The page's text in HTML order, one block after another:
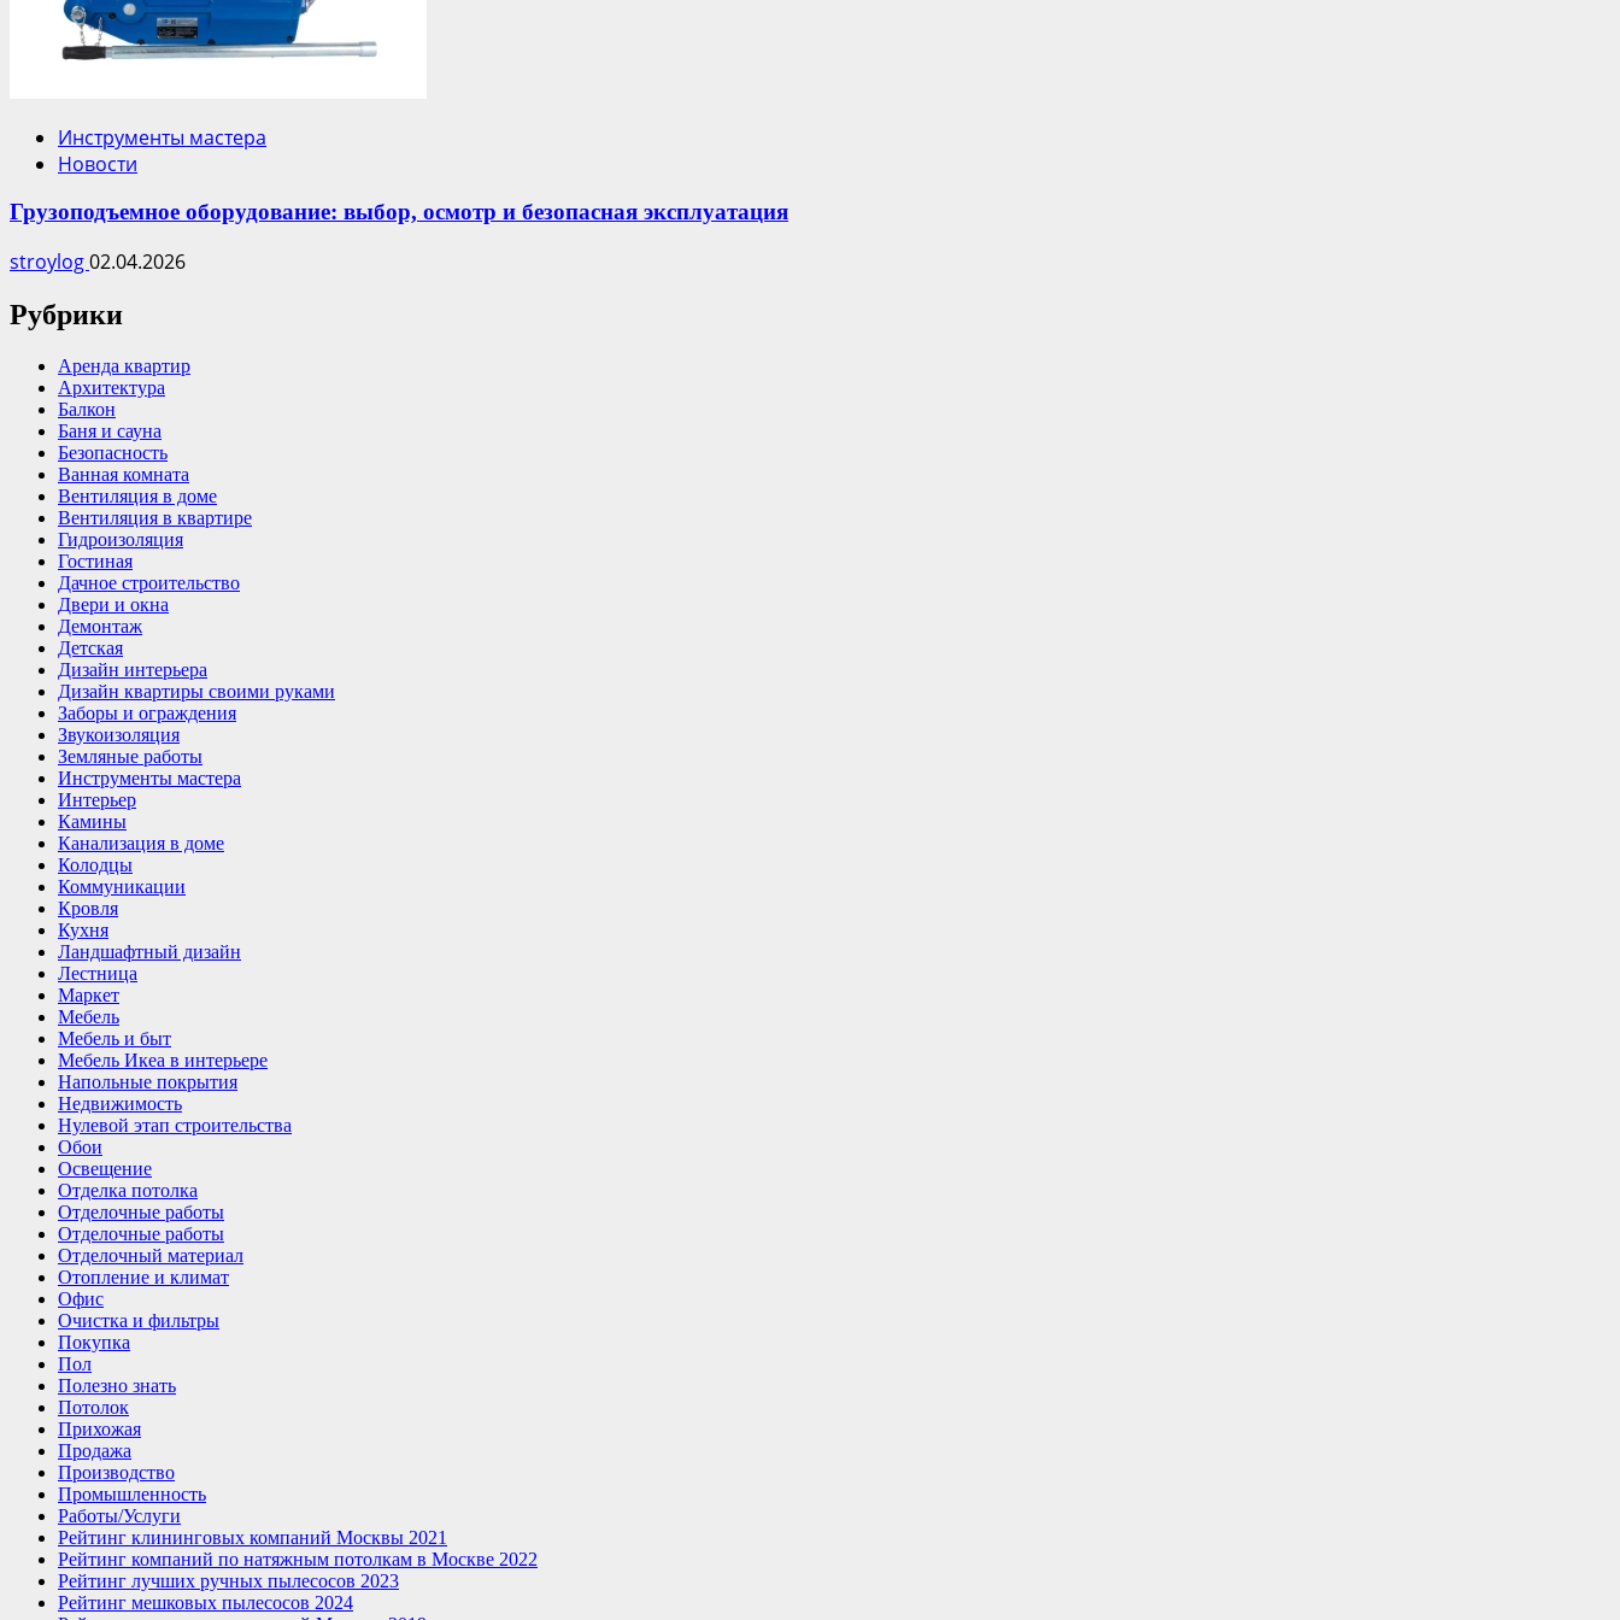
Инструменты мастера
Новости
Грузоподъемное оборудование: выбор, осмотр и безопасная эксплуатация
stroylog02.04.2026
Рубрики
Аренда квартир
Архитектура
Балкон
Баня и сауна
Безопасность
Ванная комната
Вентиляция в доме
Вентиляция в квартире
Гидроизоляция
Гостиная
Дачное строительство
Двери и окна
Демонтаж
Детская
Дизайн интерьера
Дизайн квартиры своими руками
Заборы и ограждения
Звукоизоляция
Земляные работы
Инструменты мастера
Интерьер
Камины
Канализация в доме
Колодцы
Коммуникации
Кровля
Кухня
Ландшафтный дизайн
Лестница
Маркет
Мебель
Мебель и быт
Мебель Икеа в интерьере
Напольные покрытия
Недвижимость
Нулевой этап строительства
Обои
Освещение
Отделка потолка
Отделочные работы
Отделочные работы
Отделочный материал
Отопление и климат
Офис
Очистка и фильтры
Покупка
Пол
Полезно знать
Потолок
Прихожая
Продажа
Производство
Промышленность
Работы/Услуги
Рейтинг клининговых компаний Москвы 2021
Рейтинг компаний по натяжным потолкам в Москве 2022
Рейтинг лучших ручных пылесосов 2023
Рейтинг мешковых пылесосов 2024